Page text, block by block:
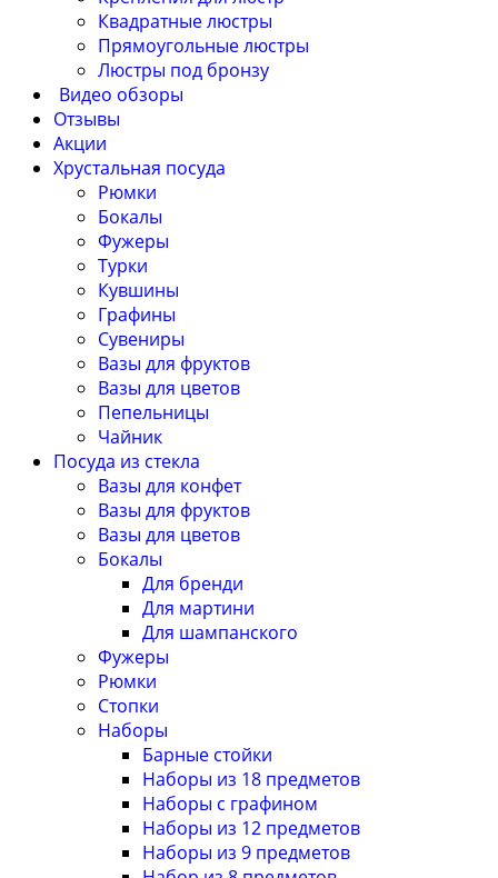
Квадратные люстры
Прямоугольные люстры
Люстры под бронзу
Видео обзоры
Отзывы
Акции
Хрустальная посуда
Рюмки
Бокалы
Фужеры
Турки
Кувшины
Графины
Сувениры
Вазы для фруктов
Вазы для цветов
Пепельницы
Чайник
Посуда из стекла
Вазы для конфет
Вазы для фруктов
Вазы для цветов
Бокалы
Для бренди
Для мартини
Для шампанского
Фужеры
Рюмки
Стопки
Наборы
Барные стойки
Наборы из 18 предметов
Наборы с графином
Наборы из 12 предметов
Наборы из 9 предметов